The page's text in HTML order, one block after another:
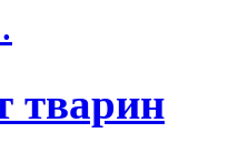
тварин